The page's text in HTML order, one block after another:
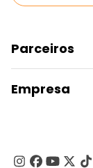
Parceiros
Registo Do
Programa De
Empresa
Contacte-Nos